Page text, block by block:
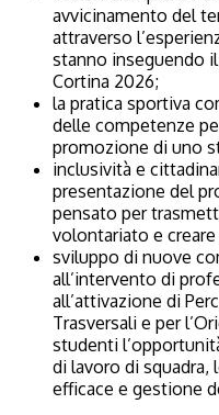
avvicinamento del
attraverso
stanno inseguendo
Cortina 2026;
la pratica sportiva
delle competenze
promozione di uno
inclusività e
presentazione del
pensato per
volontariato e
sviluppo di nuove
all’intervento di
all’attivazione di
Trasversali e per
studenti
di lavoro di squadra,
efficace e gestione